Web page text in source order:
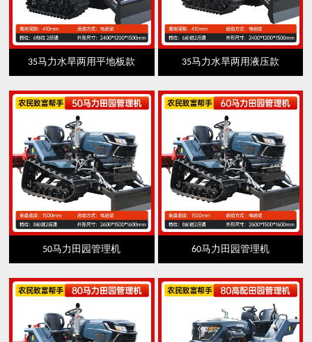
35马力水旱两用平地板款 35马力水旱两用液压款
50马力田园管理机 60马力田园管理机